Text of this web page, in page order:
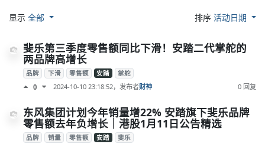
显示 全部 排序活动日期
斐乐第三季度零售额同比下滑！安踏二代掌舵的
两品牌高增长
品牌 下滑 零售额 安踏 掌舵
0 2024-10-10 23:18:52，发布者财神 0 回复
东风集团计划今年销量增22% 安踏旗下斐乐品牌
零售额去年负增长｜港股1月11日公告精选
品牌 销量 零售额 安踏 斐乐